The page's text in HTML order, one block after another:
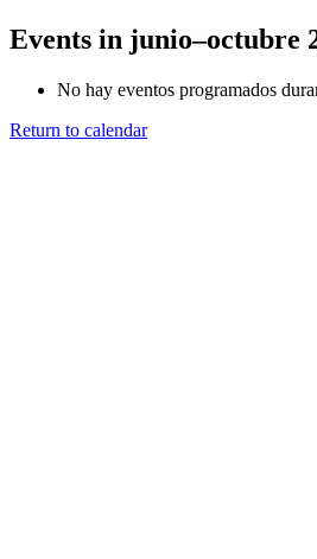
Events in junio–octubre
No hay eventos programados
Return to calendar